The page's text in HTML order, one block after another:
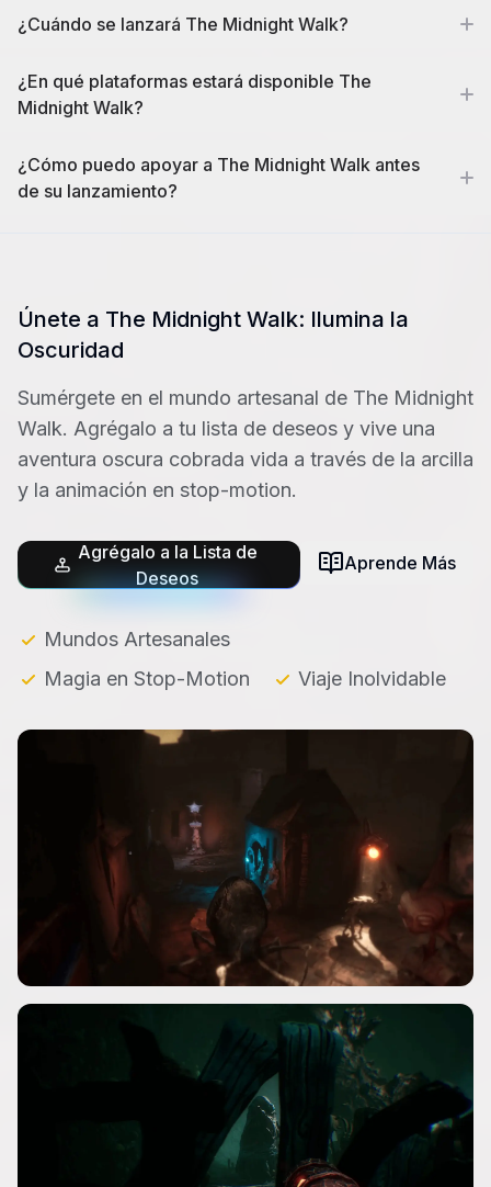
¿Cuándo se lanzará The Midnight Walk?
¿En qué plataformas estará disponible The
Midnight Walk?
¿Cómo puedo apoyar a The Midnight Walk antes
de su lanzamiento?
Únete a The Midnight Walk: Ilumina la
Oscuridad
Sumérgete en el mundo artesanal de The Midnight
Walk. Agrégalo a tu lista de deseos y vive una
aventura oscura cobrada vida a través de la arcilla
y la animación en stop-motion.
Agrégalo a la Lista de
Deseos
Aprende Más
Mundos Artesanales
Magia en Stop-Motion
Viaje Inolvidable